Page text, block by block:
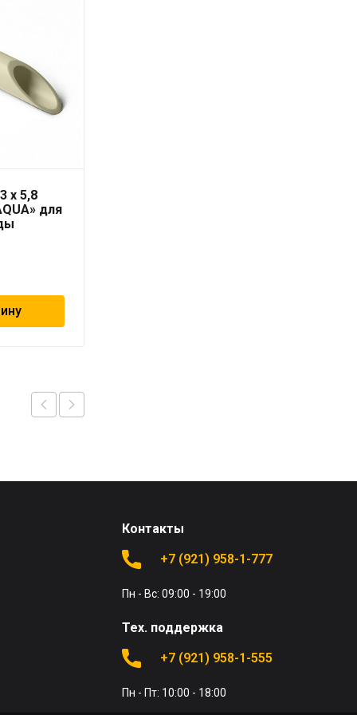
x 5,8
для
Контакты
+7 (921) 958-1-777
Пн - Вс: 09:00 - 19:00
Тех. поддержка
+7 (921) 958-1-555
Пн - Пт: 10:00 - 18:00